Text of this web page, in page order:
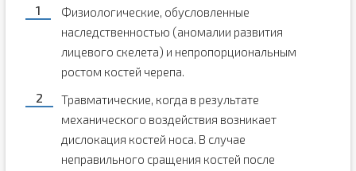
Физиологические, обусловленные
наследственностью (аномалии развития
лицевого скелета) и непропорциональным
ростом костей черепа.
Травматические, когда в результате
механического воздействия возникает
дислокация костей носа. В случае
неправильного сращения костей после